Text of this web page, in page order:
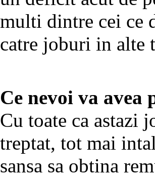
multi dintre cei ce
catre joburi in alte
Ce nevoi va
Cu toate ca astazi
treptat, tot mai
sansa sa obtina